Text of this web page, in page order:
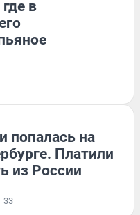
в
попалась на
Платили
из России
33